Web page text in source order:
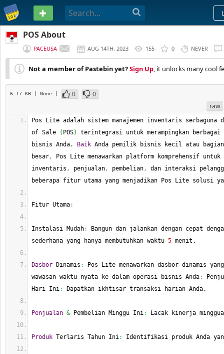
PASTEBIN
POS About
PACEUSA AUG 14TH, 2023 155 0 NEVER
Not a member of Pastebin yet?Sign Up, it unlocks many cool
6.17 KB | None | 0
0
raw
Pos Lite adalah sistem manajemen inventaris
of Sale
( POS)
terintegrasi untuk merampingkan berbagai
bisnis Anda.
Baik Anda pemilik bisnis kecil atau bagian
besar,
Pos Lite menawarkan platform komprehensif untuk
inventaris , penjualan, pembelian,
dan interaksi
beberapa fitur utama yang menjadikan Pos Lite solusi
Fitur Utama:
Instalasi Mudah:
Bangun dan jalankan dengan cepat
sederhana yang hanya membutuhkan waktu 5 menit.
Dasbor Dinamis :
Pos Lite menawarkan dasbor dinamis yang
wawasan waktu nyata ke dalam operasi bisnis Anda:
Hari Ini: Dapatkan ikhtisar transaksi harian Anda.
Penjualan & Pembelian Minggu Ini: Lacak kinerja
Produk Terlaris Tahun Ini: Identifikasi produk Anda